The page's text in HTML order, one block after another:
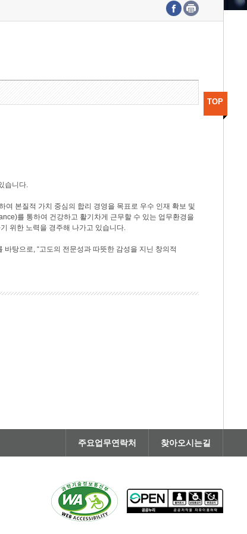
획본부
습니다.
본질적 가치 중심의 합리 경영을 목표로 우수 인재 확보 및
를 통하여 건강하고 활기차게 근무할 수 있는 업무환경을
위한 노력을 경주해 나가고 있습니다.
탕으로, “고도의 전문성과 따뜻한 감성을 지닌 창의적
TOP
주요업무연락처 찾아오시는길